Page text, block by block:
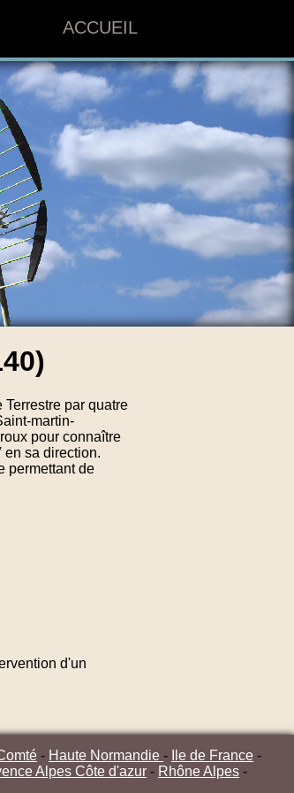
ACCUEIL
par quatre
martin-
pour connaître
sa direction.
permettant de
d'un
- Haute Normandie - Ile de France -
Alpes Côte d'azur - Rhône Alpes -